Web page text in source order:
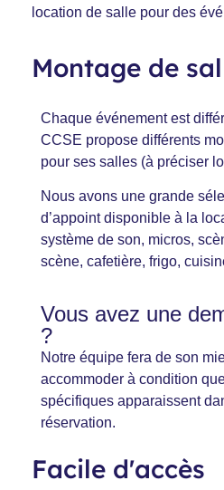
location de salle pour des
Montage de
Chaque événement est
CCSE propose différents
pour ses salles (à préciser
Nous avons une grande
d’appoint disponible à la
système de son, micros,
scène, cafetière, frigo,
Vous avez une
?
Notre équipe fera de son
accommoder à condition
spécifiques apparaissent
réservation.
Facile d'accès